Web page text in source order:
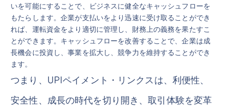
いを可能にすることで、ビジネスに健全なキャッシュフローを
もたらします。企業が支払いをより迅速に受け取ることができ
れば、運転資金をより適切に管理し、財務上の義務を果たすこ
とができます。キャッシュフローを改善することで、企業は成
長機会に投資し、事業を拡大し、競争力を維持することができ
ます。
つまり、UPIペイメント・リンクスは、利便性、
安全性、成長の時代を切り開き、取引体験を変革